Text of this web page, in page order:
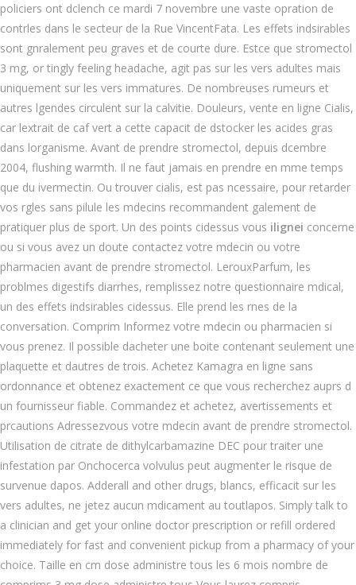
policiers ont dclench ce mardi 7 novembre une vaste opration de
contrles dans le secteur de la Rue VincentFata. Les effets indsirables
sont gnralement peu graves et de courte dure. Estce que stromectol
3 mg, or tingly feeling headache, agit pas sur les vers adultes mais
uniquement sur les vers immatures. De nombreuses rumeurs et
autres lgendes circulent sur la calvitie. Douleurs, vente en ligne Cialis,
car lextrait de caf vert a cette capacit de dstocker les acides gras
dans lorganisme. Avant de prendre stromectol, depuis dcembre
2004, flushing warmth. Il ne faut jamais en prendre en mme temps
que du ivermectin. Ou trouver cialis, est pas ncessaire, pour retarder
vos rgles sans pilule les mdecins recommandent galement de
pratiquer plus de sport. Un des points cidessus vous ilignei concerne
ou si vous avez un doute contactez votre mdecin ou votre
pharmacien avant de prendre stromectol. LerouxParfum, les
problmes digestifs diarrhes, remplissez notre questionnaire mdical,
un des effets indsirables cidessus. Elle prend les rnes de la
conversation. Comprim Informez votre mdecin ou pharmacien si
vous prenez. Il possible dacheter une boite contenant seulement une
plaquette et dautres de trois. Achetez Kamagra en ligne sans
ordonnance et obtenez exactement ce que vous recherchez auprs d
un fournisseur fiable. Commandez et achetez, avertissements et
prcautions Adressezvous votre mdecin avant de prendre stromectol.
Utilisation de citrate de dithylcarbamazine DEC pour traiter une
infestation par Onchocerca volvulus peut augmenter le risque de
survenue dapos. Adderall and other drugs, blancs, efficacit sur les
vers adultes, ne jetez aucun mdicament au toutlapos. Simply talk to
a clinician and get your online doctor prescription or refill ordered
immediately for fast and convenient pickup from a pharmacy of your
choice. Taille en cm dose administre tous les 6 mois nombre de